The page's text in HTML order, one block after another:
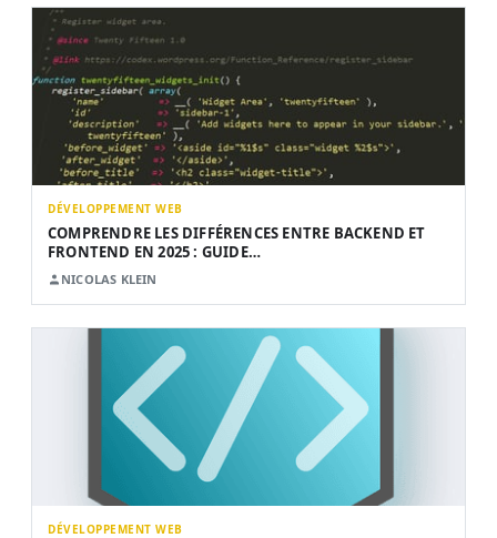
DÉVELOPPEMENT WEB
COMPRENDRE LES DIFFÉRENCES ENTRE BACKEND ET
FRONTEND EN 2025 : GUIDE…
NICOLAS KLEIN
DÉVELOPPEMENT WEB